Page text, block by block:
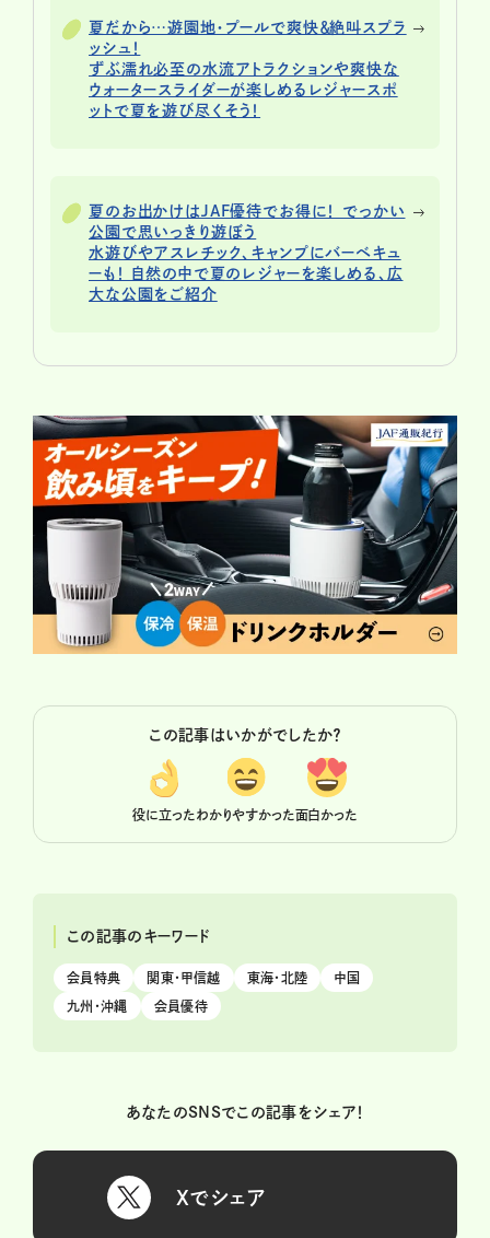
夏だから…遊園地・プールで爽快＆絶叫スプラ
ッシュ！
ずぶ濡れ必至の水流アトラクションや爽快な
ウォータースライダーが楽しめるレジャースポ
ットで夏を遊び尽くそう！
夏のお出かけはJAF優待でお得に！ でっかい
公園で思いっきり遊ぼう
水遊びやアスレチック、キャンプにバーベキュ
ーも！ 自然の中で夏のレジャーを楽しめる、広
大な公園をご紹介
この記事はいかがでしたか？
役に立ったわかりやすかった面白かった
この記事のキーワード
会員特典 関東・甲信越 東海・北陸 中国
九州・沖縄 会員優待
あなたのSNSでこの記事をシェア！
Xでシェア